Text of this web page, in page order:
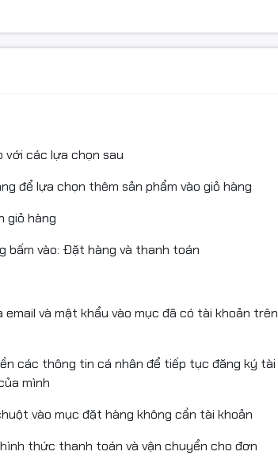
LBP 161dn, máy in canon LBP 162dw, máy
nét, ổn định
trợ kỹ thuật tận nơi
MF261D, MF267DW, MF264DW
STMC, CE, REACH, ROHS, ISO 9001, ISO
với các lựa chọn sau
để lựa chọn thêm sản phẩm vào giỏ hàng
giỏ hàng
bấm vào: Đặt hàng và thanh toán
và mật khẩu vào mục đã có tài khoản trên
các thông tin cá nhân để tiếp tục đăng ký tài
mình
vào mục đặt hàng không cần tài khoản
thức thanh toán và vận chuyển cho đơn